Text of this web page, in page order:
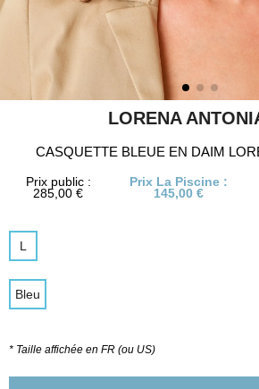
LORENA
CASQUETTE BLEUE EN DAIM
Prix public :
285,00 €
Prix La Piscine :
145,00 €
L
Bleu
* Taille affichée en FR (ou US)